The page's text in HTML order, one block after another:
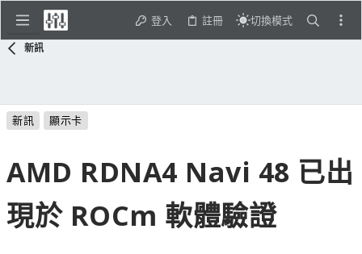
登入 註冊 切換模式
新訊
新訊 顯示卡
AMD RDNA4 Navi 48 已出
現於 ROCm 軟體驗證